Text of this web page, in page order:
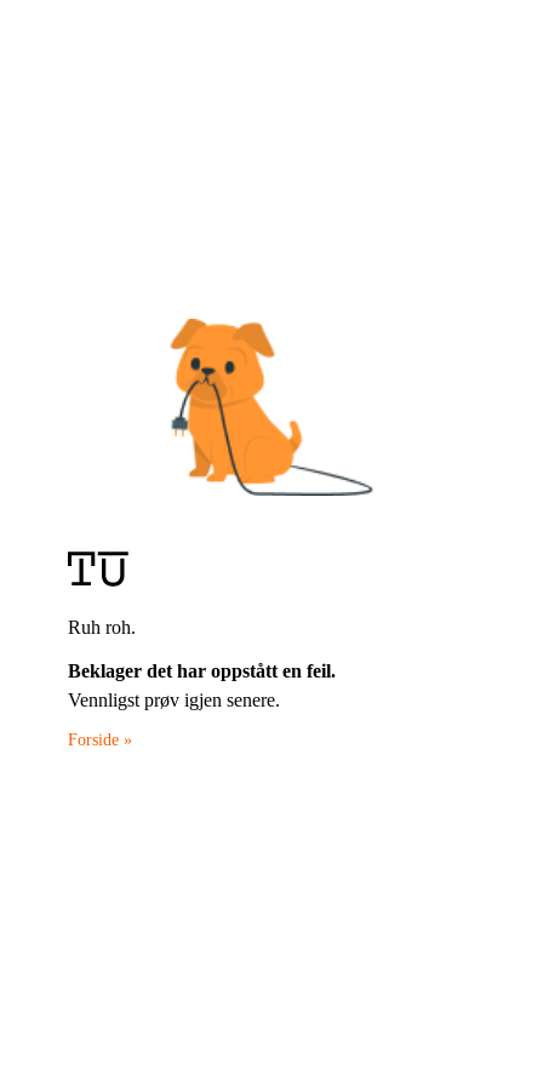
Ruh roh.
Beklager det har oppstått en feil.
Vennligst prøv igjen senere.
Forside »